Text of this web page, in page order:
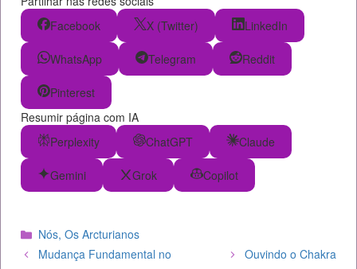
Facebook
X (Twitter) LinkedIn
WhatsApp Telegram Reddit
Pinterest
Resumir página com IA
Perplexity
ChatGPT Claude
Gemini Grok Copilot
Categorias
Nós, Os Arcturianos
Mudança Fundamental no
Ouvindo o Chakra